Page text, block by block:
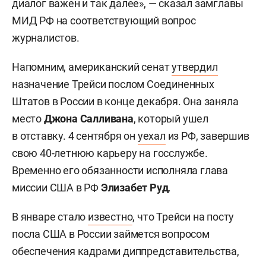
диалог важен и так далее», — сказал замглавы
МИД РФ на соответствующий вопрос
журналистов.
Напомним, американский сенатутвердил
назначение Трейси послом Соединенных
Штатов в России в конце декабря. Она заняла
местоДжона Салливана, который ушел
в отставку. 4 сентября он уехал из РФ, завершив
свою 40-летнюю карьеру на госслужбе.
Временно его обязанности исполняла глава
миссии США в РФЭлизабет Руд.
В январе стало известно, что Трейси на посту
посла США в России займется вопросом
обеспечения кадрами диппредставительства,